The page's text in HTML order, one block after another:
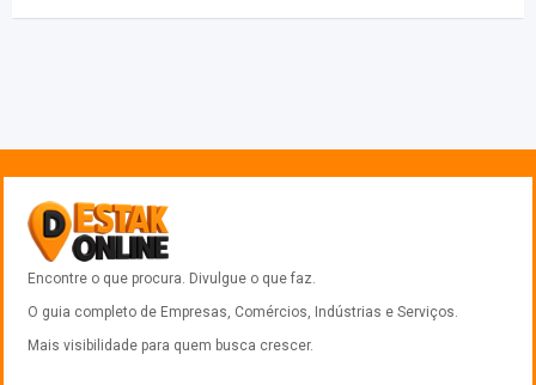
Encontre o que procura. Divulgue o que faz.
O guia completo de Empresas, Comércios, Indústrias e Serviços.
Mais visibilidade para quem busca crescer.